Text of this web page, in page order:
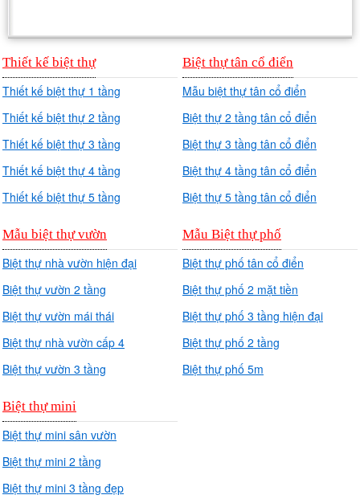
Thiết kế biệt thự
Thiết kế biệt thự 1 tầng
Thiết kế biệt thự 2 tầng
Thiết kế biệt thự 3 tầng
Thiết kế biệt thự 4 tầng
Thiết kế biệt thự 5 tầng
Biệt thự tân cổ điển
Mẫu biệt thự tân cổ điển
Biệt thự 2 tầng tân cổ điển
Biệt thự 3 tầng tân cổ điển
Biệt thự 4 tầng tân cổ điển
Biệt thự 5 tầng tân cổ điển
Mẫu biệt thự vườn
Biệt thự nhà vườn hiện đại
Biệt thự vườn 2 tầng
Biệt thự vườn mái thái
Biệt thự nhà vườn cấp 4
Biệt thự vườn 3 tầng
Mẫu Biệt thự phố
Biệt thự phố tân cổ điển
Biệt thự phố 2 mặt tiền
Biệt thự phố 3 tầng hiện đại
Biệt thự phố 2 tầng
Biệt thự phố 5m
Biệt thự mini
Biệt thự mini sân vườn
Biệt thự mini 2 tầng
Biệt thự mini 3 tầng đẹp